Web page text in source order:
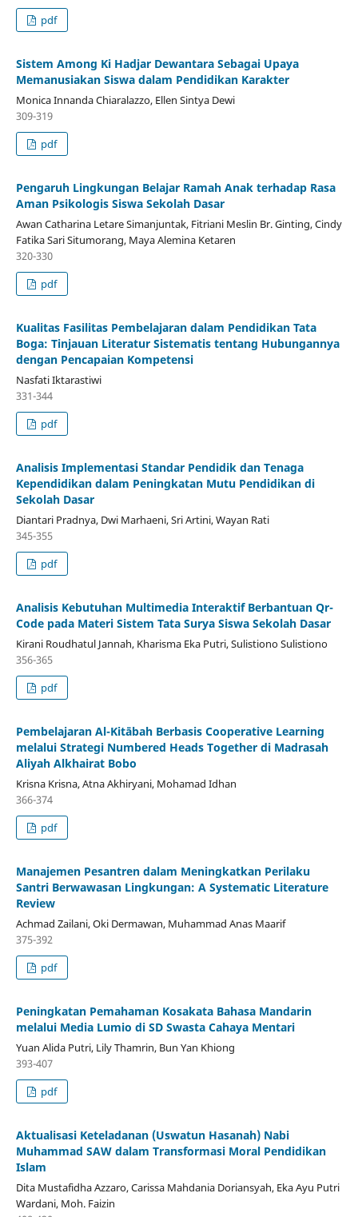
pdf
Sistem Among Ki Hadjar Dewantara Sebagai Upaya
Memanusiakan Siswa dalam Pendidikan Karakter
Monica Innanda Chiaralazzo, Ellen Sintya Dewi
309-319
pdf
Pengaruh Lingkungan Belajar Ramah Anak terhadap Rasa
Aman Psikologis Siswa Sekolah Dasar
Awan Catharina Letare Simanjuntak, Fitriani Meslin Br. Ginting, Cindy
Fatika Sari Situmorang, Maya Alemina Ketaren
320-330
pdf
Kualitas Fasilitas Pembelajaran dalam Pendidikan Tata
Boga: Tinjauan Literatur Sistematis tentang Hubungannya
dengan Pencapaian Kompetensi
Nasfati Iktarastiwi
331-344
pdf
Analisis Implementasi Standar Pendidik dan Tenaga
Kependidikan dalam Peningkatan Mutu Pendidikan di
Sekolah Dasar
Diantari Pradnya, Dwi Marhaeni, Sri Artini, Wayan Rati
345-355
pdf
Analisis Kebutuhan Multimedia Interaktif Berbantuan Qr-
Code pada Materi Sistem Tata Surya Siswa Sekolah Dasar
Kirani Roudhatul Jannah, Kharisma Eka Putri, Sulistiono Sulistiono
356-365
pdf
Pembelajaran Al-Kitābah Berbasis Cooperative Learning
melalui Strategi Numbered Heads Together di Madrasah
Aliyah Alkhairat Bobo
Krisna Krisna, Atna Akhiryani, Mohamad Idhan
366-374
pdf
Manajemen Pesantren dalam Meningkatkan Perilaku
Santri Berwawasan Lingkungan: A Systematic Literature
Review
Achmad Zailani, Oki Dermawan, Muhammad Anas Maarif
375-392
pdf
Peningkatan Pemahaman Kosakata Bahasa Mandarin
melalui Media Lumio di SD Swasta Cahaya Mentari
Yuan Alida Putri, Lily Thamrin, Bun Yan Khiong
393-407
pdf
Aktualisasi Keteladanan (Uswatun Hasanah) Nabi
Muhammad SAW dalam Transformasi Moral Pendidikan
Islam
Dita Mustafidha Azzaro, Carissa Mahdania Doriansyah, Eka Ayu Putri
Wardani, Moh. Faizin